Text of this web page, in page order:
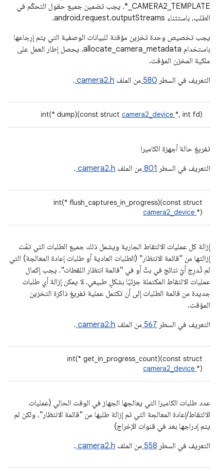
CAMERA2_TEMPLATE_*. يجب تضمين جميع حقول التحكّم في
الطلب، باستثناء android.request.outputStreams.
يجب تخصيص وحدة تخزين مؤقتة للبيانات الوصفية التي يتم إرجاعها
باستخدام allocate_camera_metadata. يحصل إطار العمل على
ملكية المخزن المؤقت.
التعريف في السطر 580 من الملف camera2.h
.
int(* dump)(const struct camera2_device *, int fd)
تفريغ حالة أجهزة الكاميرا
التعريف في السطر 801 من الملف camera2.h
.
int(* flush_captures_in_progress)(const struct
camera2_device *)
إزالة كل عمليات الالتقاط الجارية ويشمل ذلك جميع الطلبات التي تمّت
إزالتها من "قائمة الانتظار" (الطلبات العادية أو طلبات إعادة المعالجة) التي
لم تُدرِج أيّ نتائج في بثّ أو في "قائمة انتظار اللقطات". يجب إكمال
عمليات الالتقاط المكتملة جزئيًا بشكلٍ طبيعي. لا يمكن إزالة أي طلبات
جديدة من قائمة الطلبات إلى أن تكتمل عملية تفريغ ذاكرة التخزين
المؤقت.
التعريف في السطر 567 من الملف camera2.h
.
int(* get_in_progress_count)(const struct
camera2_device *)
عدد طلبات الكاميرا التي يعالجها الجهاز في الوقت الحالي (عمليات
الالتقاط/إعادة المعالجة التي تم إزالة طلبها من "قائمة الانتظار"، ولكن لم
يتم إدراجها بعد في قنوات الإخراج)
التعريف في السطر 558 من الملف camera2.h
.